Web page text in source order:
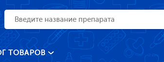
ТОВАРОВ